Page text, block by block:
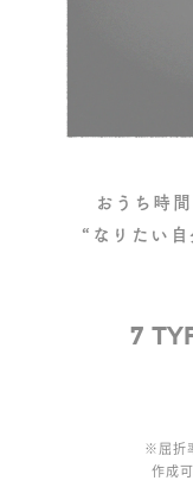
おうち時
“なりたい自
7 T Y
※屈折
作成